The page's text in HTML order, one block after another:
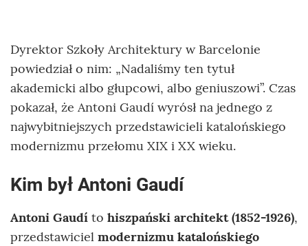
Dyrektor Szkoły Architektury w Barcelonie
powiedział o nim: „Nadaliśmy ten tytuł
akademicki albo głupcowi, albo geniuszowi”. Czas
pokazał, że Antoni Gaudí wyrósł na jednego z
najwybitniejszych przedstawicieli katalońskiego
modernizmu przełomu XIX i XX wieku.
Kim był Antoni Gaudí
Antoni Gaudí to hiszpański architekt (1852-1926),
przedstawiciel modernizmu katalońskiego